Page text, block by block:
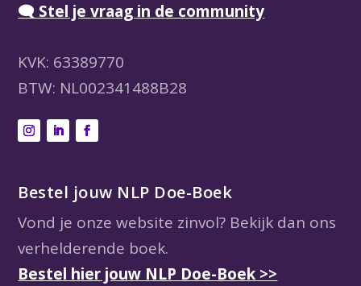
🗨 Stel je vraag in de community
KVK: 63389770
BTW: NL002341488B28
Bestel jouw NLP Doe-Boek
Vond je onze website zinvol? Bekijk dan ons
verhelderende boek.
Bestel hier jouw NLP Doe-Boek >>